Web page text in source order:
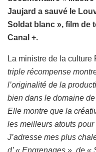
Jaujard a sauvé le
Soldat blanc », film de
Canal +.
La ministre de la
triple récompense
l’originalité de la
bien dans le domaine
Elle montre que la
les meilleurs atouts
J’adresse mes plus
d’ « Engrenages », de «